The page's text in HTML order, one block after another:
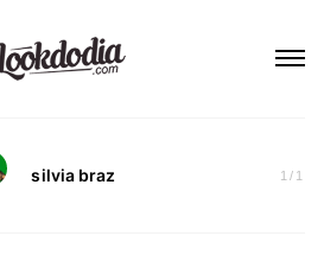
silvia braz 1 / 1